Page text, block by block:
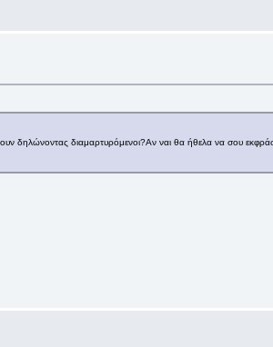
δηλώνοντας διαμαρτυρόμενοι?Αν ναι θα ήθελα να σου